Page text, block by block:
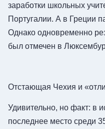
заработки школьных
Португалии. А в Греции
Однако одновременно
был отмечен в
Отстающая Чехия и
Удивительно, но факт: в
последнее место среди